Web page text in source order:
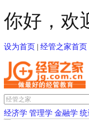
你好，欢
设为首页 | 经管之家首页
经济学 管理学 金融学 统